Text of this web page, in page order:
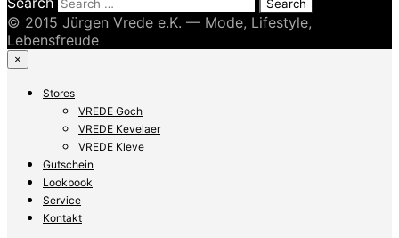
© 2015 Jürgen Vrede e.K. — Mode, Lifestyle,
Lebensfreude
×
Stores
VREDE Goch
VREDE Kevelaer
VREDE Kleve
Gutschein
Lookbook
Service
Kontakt